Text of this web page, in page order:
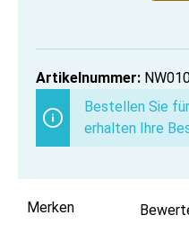
Artikelnummer:
Bestellen Sie
erhalten Ihre
Merken